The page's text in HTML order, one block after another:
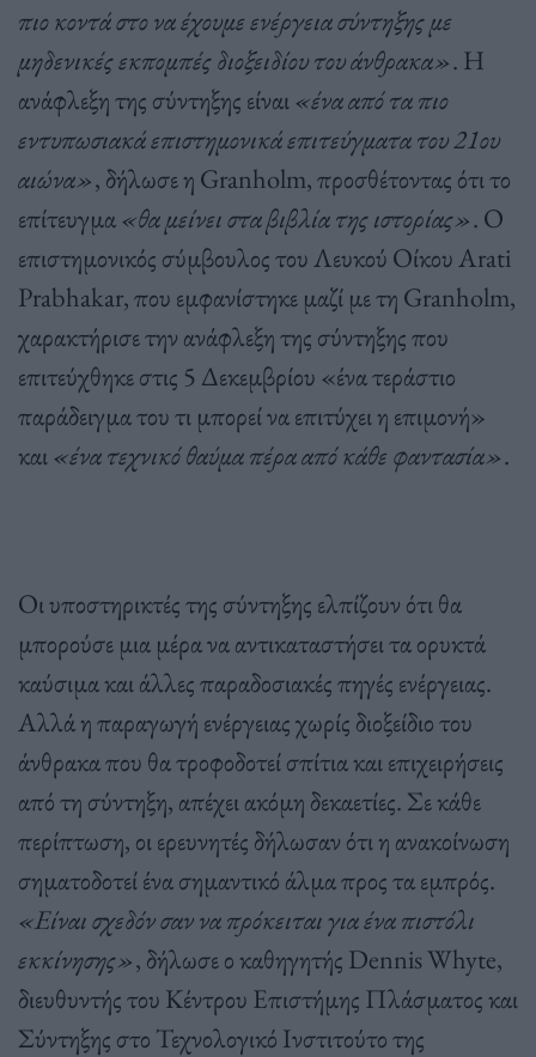
πιο κοντά στο να έχουμε ενέργεια σύντηξης με
μηδενικές εκπομπές διοξειδίου του άνθρακα». Η
ανάφλεξη της σύντηξης είναι«ένα από τα πιο
εντυπωσιακά επιστημονικά επιτεύγματα του21ου
αιώνα», δήλωσε η Granholm,προσθέτοντας ότι το
επίτευγμα«θα μείνει στα βιβλία της ιστορίας». Ο
επιστημονικός σύμβουλος του Λευκού ΟίκουArati
Prabhakar,που εμφανίστηκε μαζί με τη Granholm,
χαρακτήρισε την ανάφλεξη της σύντηξης που
επιτεύχθηκε στις 5 Δεκεμβρίου «ένα τεράστιο
παράδειγμα του τι μπορεί να επιτύχει η επιμονή»
και«ένα τεχνικό θαύμα πέρα από κάθε φαντασία».
Οι υποστηρικτές της σύντηξης ελπίζουν ότι θα
μπορούσε μια μέρα να αντικαταστήσει τα ορυκτά
καύσιμα και άλλες παραδοσιακές πηγές ενέργειας.
Αλλά η παραγωγή ενέργειας χωρίς διοξείδιο του
άνθρακα που θα τροφοδοτεί σπίτια και επιχειρήσεις
από τη σύντηξη, απέχει ακόμη δεκαετίες. Σε κάθε
περίπτωση, οι ερευνητές δήλωσαν ότι η ανακοίνωση
σηματοδοτεί ένα σημαντικό άλμα προς τα εμπρός.
«Είναι σχεδόν σαν να πρόκειται για ένα πιστόλι
εκκίνησης», δήλωσε ο καθηγητής Dennis Whyte,
διευθυντής του Κέντρου Επιστήμης Πλάσματος και
Σύντηξης στο Τεχνολογικό Ινστιτούτο της